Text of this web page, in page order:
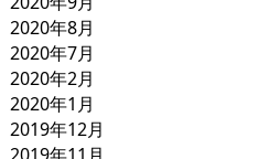
2020年8月
2020年7月
2020年2月
2020年1月
2019年12月